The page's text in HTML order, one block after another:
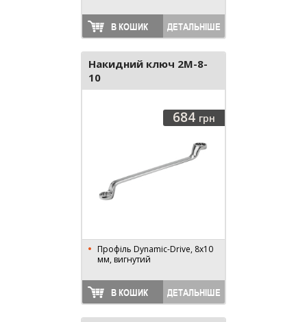
В КОШИК ДЕТАЛЬНІШЕ
Накидний ключ 2M-8-
10
684 грн
Профіль Dynamic-Drive, 8x10
мм, вигнутий
В КОШИК ДЕТАЛЬНІШЕ